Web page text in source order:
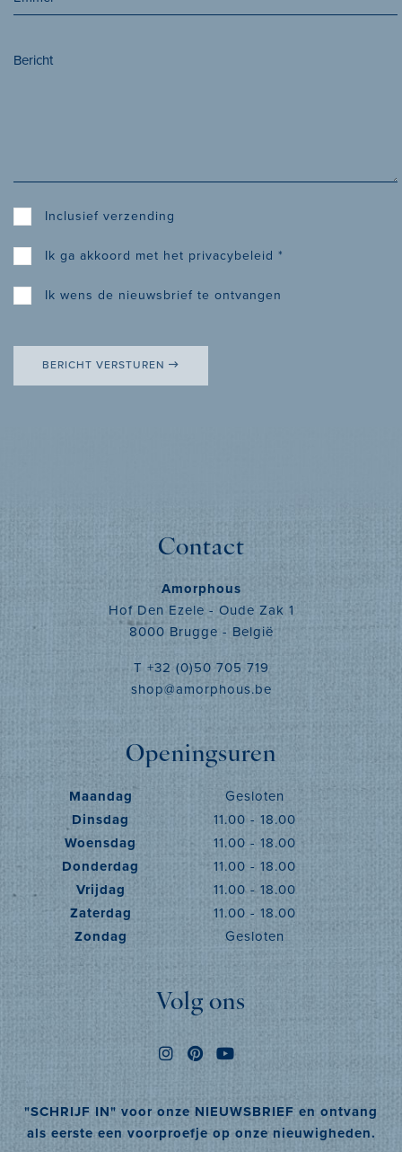
Inclusief verzending
Ik ga akkoord met het privacybeleid *
Ik wens de nieuwsbrief te ontvangen
BERICHT VERSTUREN
Contact
Amorphous
Hof Den Ezele - Oude Zak 1
8000 Brugge - België
T +32 (0)50 705 719
shop@amorphous.be
Openingsuren
Maandag
Gesloten
Dinsdag
11.00 - 18.00
Woensdag
11.00 - 18.00
Donderdag
11.00 - 18.00
Vrijdag
11.00 - 18.00
Zaterdag
11.00 - 18.00
Zondag
Gesloten
Volg ons
"SCHRIJF IN" voor onze NIEUWSBRIEF en ontvang
als eerste een voorproefje op onze nieuwigheden.